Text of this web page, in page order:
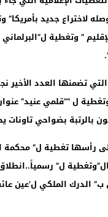
” وتغطية
ل “”قلمي عنيد”
بالرتبة بضواحي
رأسها تغطية ل” محكمة
ل” رسمياً..انطلاق
ب” الدرك الملكي